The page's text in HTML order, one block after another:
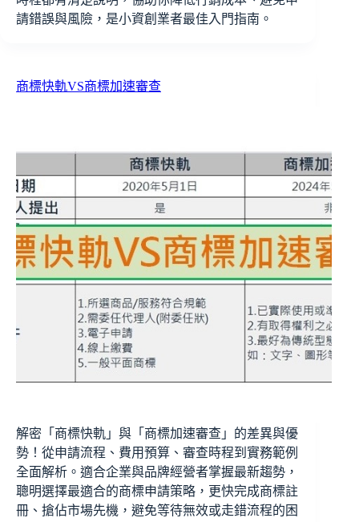
請錯誤與風險，是小資創業者最佳入門指南。
商標快軌VS商標加速審查
解密「商標快軌」與「商標加速審查」的差異與優
勢！從申請流程、費用預算、審查時程到實務範例
全面解析。適合企業與品牌經營者掌握最新趨勢，
聰明選擇最適合的商標申請策略，更快完成商標註
冊、搶佔市場先機，避免等待無效或走錯流程的困